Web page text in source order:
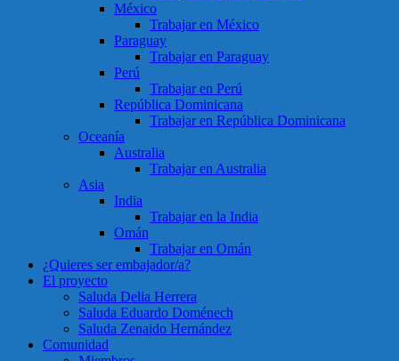
México
Trabajar en México
Paraguay
Trabajar en Paraguay
Perú
Trabajar en Perú
República Dominicana
Trabajar en República Dominicana
Oceanía
Australia
Trabajar en Australia
Asia
India
Trabajar en la India
Omán
Trabajar en Omán
¿Quieres ser embajador/a?
El proyecto
Saluda Delia Herrera
Saluda Eduardo Doménech
Saluda Zenaido Hernández
Comunidad